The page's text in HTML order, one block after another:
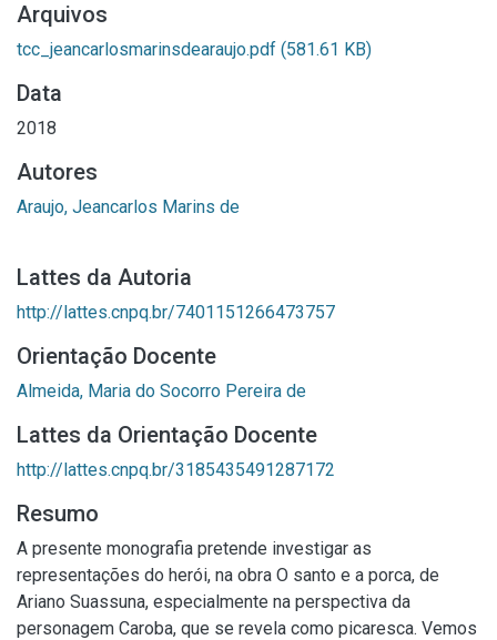
Arquivos
tcc_jeancarlosmarinsdearaujo.pdf (581.61 KB)
Data
2018
Autores
Araujo, Jeancarlos Marins de
Lattes da Autoria
http://lattes.cnpq.br/7401151266473757
Orientação Docente
Almeida, Maria do Socorro Pereira de
Lattes da Orientação Docente
http://lattes.cnpq.br/3185435491287172
Resumo
A presente monografia pretende investigar as
representações do herói, na obra O santo e a porca, de
Ariano Suassuna, especialmente na perspectiva da
personagem Caroba, que se revela como picaresca. Vemos